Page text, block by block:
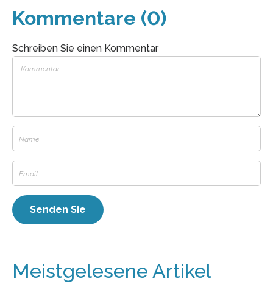
Kommentare (0)
Schreiben Sie einen Kommentar
Meistgelesene Artikel